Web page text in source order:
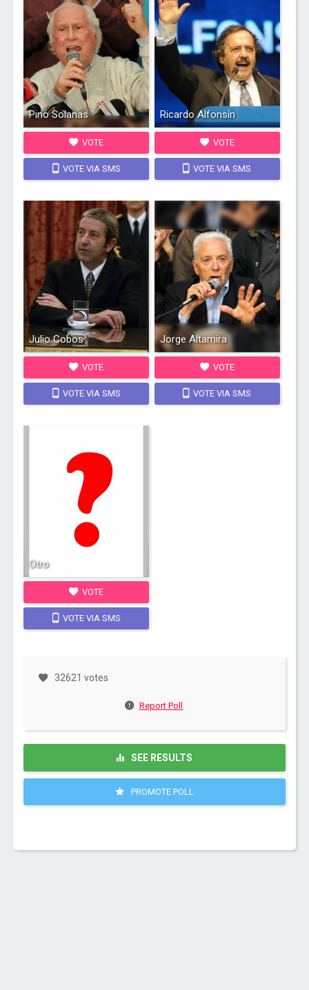
Pino Solanas
VOTE
VOTE VIA SMS
Ricardo Alfonsín
VOTE
VOTE VIA SMS
Julio Cobos
VOTE
VOTE VIA SMS
Jorge Altamira
VOTE
VOTE VIA SMS
Otro
VOTE
VOTE VIA SMS
32621 votes
Report Poll
SEE RESULTS
PROMOTE POLL